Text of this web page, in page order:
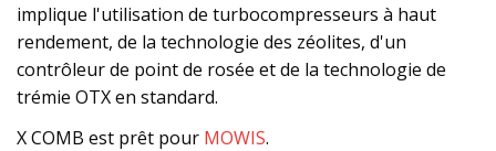
implique l'utilisation de turbocompresseurs à haut
rendement, de la technologie des zéolites, d'un
contrôleur de point de rosée et de la technologie de
trémie OTX en standard.
X COMB est prêt pour MOWIS.